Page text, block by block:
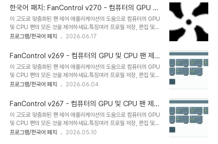
팬 제어 응답을 미세 조정합니다다양한 곡선과 센서를 함께 혼합합니
다현대적인 대시보드 스타일 UI사용자 지정 가능한 트레이 아이콘으
로 백그라운드 애플리케이션으로 작동합니다*.sensor 파일로 맞춤형
외부 온도 센서를 만듭니다.그리고 더!공식 홈페이지 * 한국어 공식 작
성 지원: VenusGirl ´``°³о❤ 설치용
et_4_..
한국어 패치: FanControl v270 - 컴퓨터의 GPU 및
CPU 팬 제어
이 고도로 맞춤화된 팬 제어 애플리케이션의 도움으로 컴퓨터의 GPU
및 CPU 팬의 모든 것을 제어하세요.특징여러 프로필 저장, 편집 및
로드여러 온도 소스 (CPU, GPU, 마더보드, 하드 드라이브, ".센서"
팬 제어 응답을 미세 조정합니다다양한 곡선과 센서를 함께 혼합합니
다현대적인 대시보드 스타일 UI사용자 지정 가능한 트레이 아이콘으
로 백그라운드 애플리케이션으로 작동합니다*.sensor 파일로 맞춤형
외부 온도 센서를 만듭니다.그리고 더!공식 홈페이지 * 한국어 공식 작
성 지원: VenusGirl ´``°³о❤ 설치용
net_4_..
프로그램/한국어 패치 2026.06.17
FanControl v269 - 컴퓨터의 GPU 및 CPU 팬 제어
- 한국어 패치
이 고도로 맞춤화된 팬 제어 애플리케이션의 도움으로 컴퓨터의 GPU
및 CPU 팬의 모든 것을 제어하세요.특징여러 프로필 저장, 편집 및
로드여러 온도 소스 (CPU, GPU, 마더보드, 하드 드라이브, ".센서"
팬 제어 응답을 미세 조정합니다다양한 곡선과 센서를 함께 혼합합니
다현대적인 대시보드 스타일 UI사용자 지정 가능한 트레이 아이콘으
로 백그라운드 애플리케이션으로 작동합니다*.sensor 파일로 맞춤형
외부 온도 센서를 만듭니다.그리고 더!공식 홈페이지 * 한국어 공식 작
성 지원: VenusGirl ´``°³о❤ 설치용
프로그램/한국어 패치 2026.06.04
FanControl v267 - 컴퓨터의 GPU 및 CPU 팬 제어
- 한국어 패치
이 고도로 맞춤화된 팬 제어 애플리케이션의 도움으로 컴퓨터의 GPU
및 CPU 팬의 모든 것을 제어하세요.특징여러 프로필 저장, 편집 및
로드여러 온도 소스 (CPU, GPU, 마더보드, 하드 드라이브, ".센서"
프로그램/한국어 패치 2026.05.10